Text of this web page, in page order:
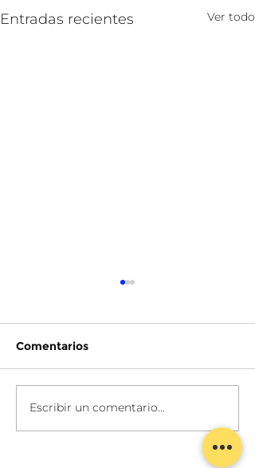
Entradas recientes Ver todo
LITARG MODE
Comentarios
Escribir un comentario...